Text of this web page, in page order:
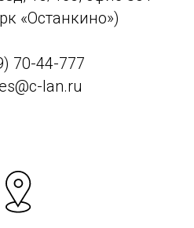
«Останкино»)
70-44-777
lan.ru